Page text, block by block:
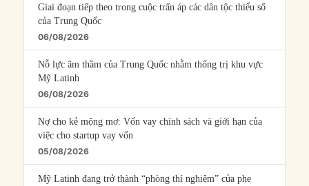
Giai đoạn tiếp theo trong cuộc trấn áp các dân tộc thiểu số
của Trung Quốc
06/08/2026
Nỗ lực âm thầm của Trung Quốc nhằm thống trị khu vực
Mỹ Latinh
06/08/2026
Nợ cho kẻ mộng mơ: Vốn vay chính sách và giới hạn của
việc cho startup vay vốn
05/08/2026
Mỹ Latinh đang trở thành “phòng thí nghiệm” của phe